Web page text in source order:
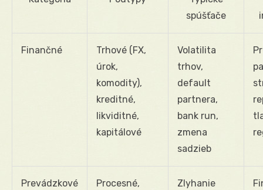
spúšťače
Finančné
Trhové (FX,
úrok,
komodity),
kreditné,
likviditné,
kapitálové
Volatilita
trhov,
default
partnera,
bank run,
zmena
sadzieb
Prevádzkové
Procesné,
Zlyhanie